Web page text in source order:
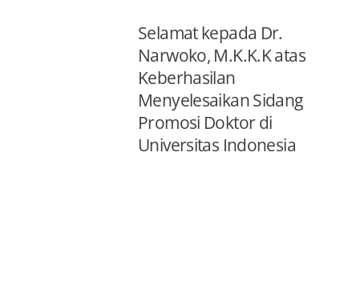
Selamat kepada Dr.
Narwoko, M.K.K.K atas
Keberhasilan
Menyelesaikan Sidang
Promosi Doktor di
Universitas Indonesia